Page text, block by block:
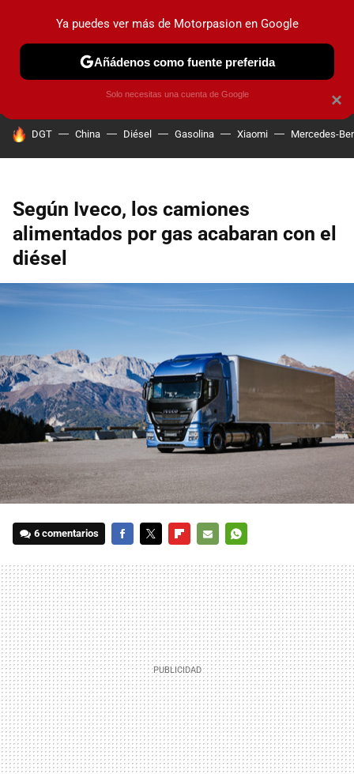
PRUEBAS COCHES ELÉCTRICOS OBSERVATORIO
HOY SE HABLA DE
DGT China Diésel Gasolina Xiaomi Mercedes-
Según Iveco, los camiones
alimentados por gas acabaran con el
diésel
6 comentarios
MAIL
×
Ya puedes ver más de Motorpasion en Google
Añádenos como fuente preferida
Solo necesitas una cuenta de Google